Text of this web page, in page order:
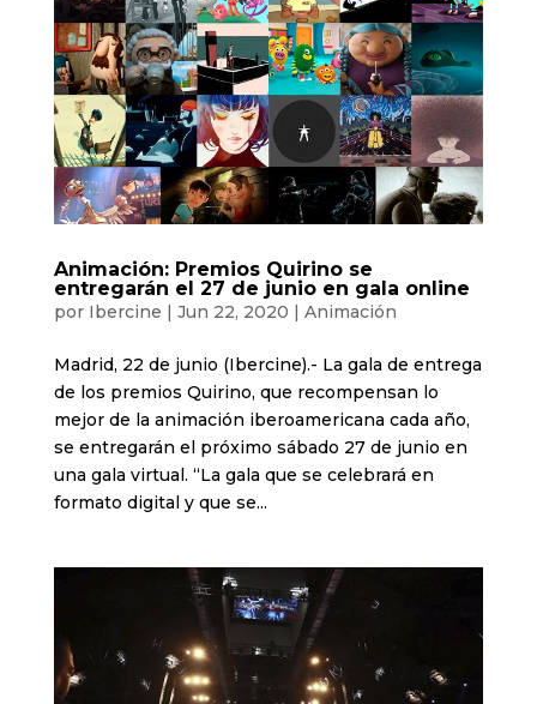
Animación: Premios Quirino se
entregarán el 27 de junio en gala online
por Ibercine | Jun 22, 2020 | Animación
Madrid, 22 de junio (Ibercine).- La gala de entrega
de los premios Quirino, que recompensan lo
mejor de la animación iberoamericana cada año,
se entregarán el próximo sábado 27 de junio en
una gala virtual. “La gala que se celebrará en
formato digital y que se...